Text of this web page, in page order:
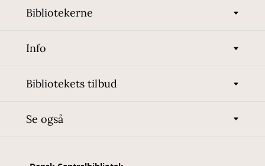
Bibliotekerne
Info
Bibliotekets tilbud
Se også